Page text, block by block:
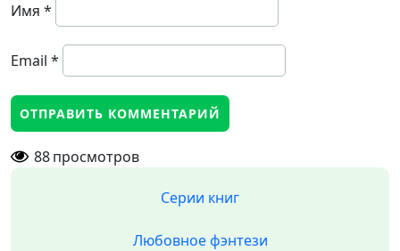
Имя *
Email *
88просмотров
Серии книг
Любовное фэнтези